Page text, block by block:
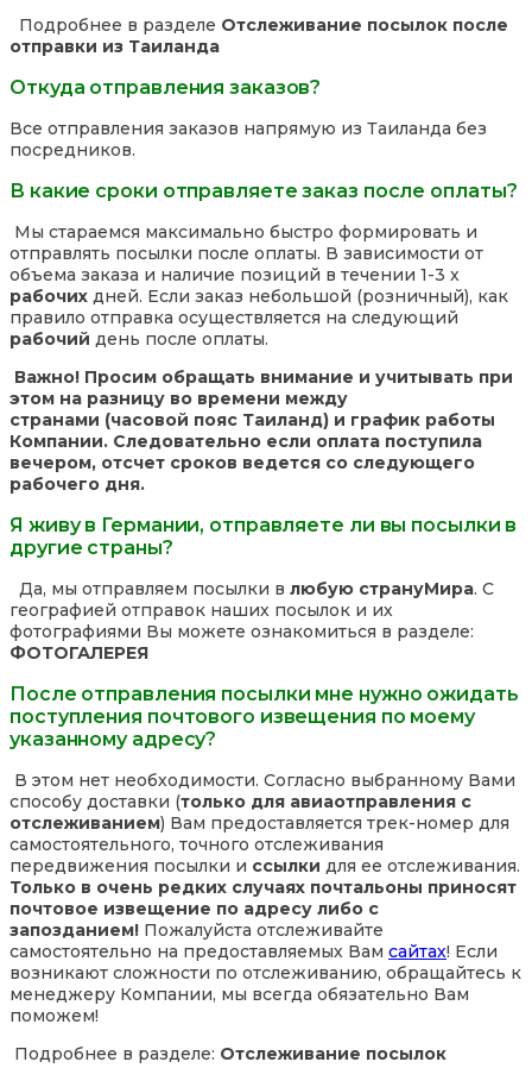
Подробнее в разделе Отслеживание посылок после
отправки из Таиланда
Откуда отправления заказов?
Все отправления заказов напрямую из Таиланда без
посредников.
В какие сроки отправляете заказ после оплаты?
Мы стараемся максимально быстро формировать и
отправлять посылки после оплаты. В зависимости от
объема заказа и наличие позиций в течении 1-3 х
рабочих дней. Если заказ небольшой (розничный), как
правило отправка осуществляется на следующий
рабочий день после оплаты.
Важно! Просим обращать внимание и учитывать при
этом на разницу во времени между
странами (часовой пояс Таиланд) и график работы
Компании. Следовательно если оплата поступила
вечером, отсчет сроков ведется со следующего
рабочего дня.
Я живу в Германии, отправляете ли вы посылки в
другие страны?
Да, мы отправляем посылки в любую странуМира. С
географией отправок наших посылок и их
фотографиями Вы можете ознакомиться в разделе:
ФОТОГАЛЕРЕЯ
После отправления посылки мне нужно ожидать
поступления почтового извещения по моему
указанному адресу?
В этом нет необходимости. Согласно выбранному Вами
способу доставки (только для авиаотправления с
отслеживанием) Вам предоставляется трек-номер для
самостоятельного, точного отслеживания
передвижения посылки и ссылки для ее отслеживания.
Только в очень редких случаях почтальоны приносят
почтовое извещение по адресу либо с
запозданием! Пожалуйста отслеживайте
самостоятельно на предоставляемых Вам сайтах! Если
возникают сложности по отслеживанию, обращайтесь к
менеджеру Компании, мы всегда обязательно Вам
поможем!
Подробнее в разделе: Отслеживание посылок